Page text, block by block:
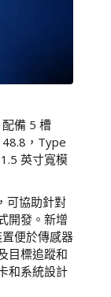
備 5 槽
48.8，Type
英寸寬模
可協助針對
開發。新增
便於傳感器
目標追蹤和
和系統設計